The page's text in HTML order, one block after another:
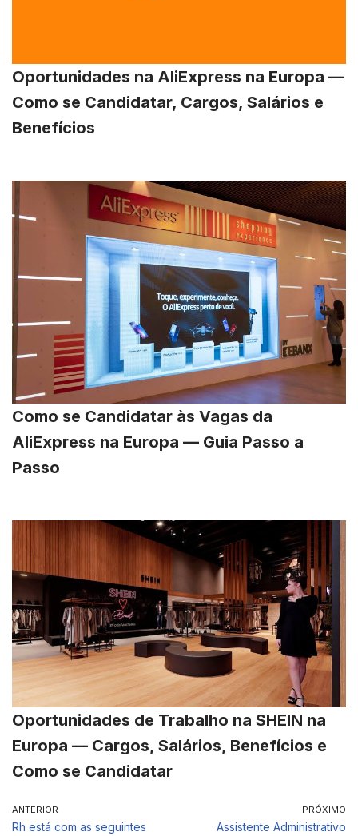
Oportunidades na AliExpress na Europa —
Como se Candidatar, Cargos, Salários e
Benefícios
Como se Candidatar às Vagas da
AliExpress na Europa — Guia Passo a
Passo
Oportunidades de Trabalho na SHEIN na
Europa — Cargos, Salários, Benefícios e
Como se Candidatar
ANTERIOR
Rh está com as seguintes
PRÓXIMO
Assistente Administrativo